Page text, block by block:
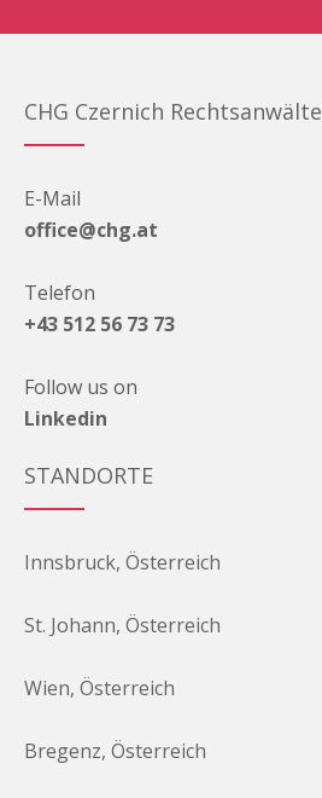
CHG Czernich Rechtsanwälte
E-Mail
office@chg.at
Telefon
+43 512 56 73 73
Follow us on
Linkedin
STANDORTE
Innsbruck, Österreich
St. Johann, Österreich
Wien, Österreich
Bregenz, Österreich